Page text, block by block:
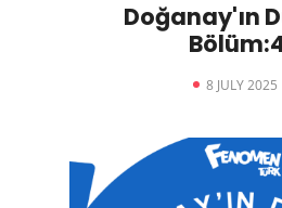
Doğanay'ın
8 JULY 2025